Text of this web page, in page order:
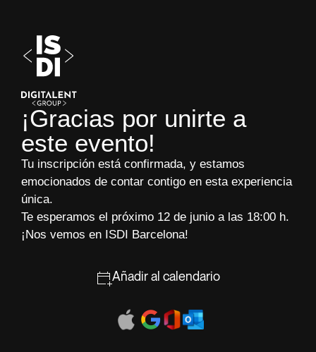
¡Gracias por unirte a
este evento!
Tu inscripción está confirmada, y estamos
emocionados de contar contigo en esta experiencia
única.
Te esperamos el próximo 12 de junio a las 18:00 h.
¡Nos vemos en ISDI Barcelona!
Añadir al calendario